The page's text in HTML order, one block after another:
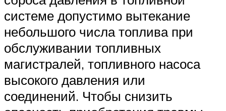
системе допустимо вытекание
небольшого числа топлива при
обслуживании топливных
магистралей, топливного насоса
высокого давления или
соединений. Чтобы снизить